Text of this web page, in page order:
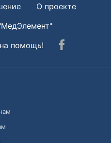
О проекте
помощь!